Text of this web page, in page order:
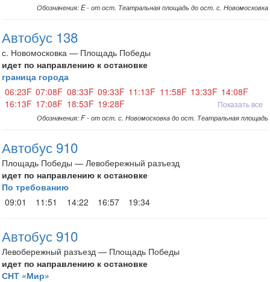
Обозначения: E - от ост. Театральная площадь до ост. с. Новомосковка
Автобус 138
с. Новомосковка — Площадь Победы
идет по направлению к остановке
граница города
06:23F 07:08F 08:33F 09:33F 11:13F 11:58F 13:33F 14:08F
16:13F 17:08F 18:53F 19:28F Показать все
Обозначения: F - от ост. с. Новомосковка до ост. Театральная площадь
Автобус 910
Площадь Победы — Левобережный разъезд
идет по направлению к остановке
По требованию
09:01
11:51 14:22 16:57 19:34
Автобус 910
Левобережный разъезд — Площадь Победы
идет по направлению к остановке
СНТ «Мир»